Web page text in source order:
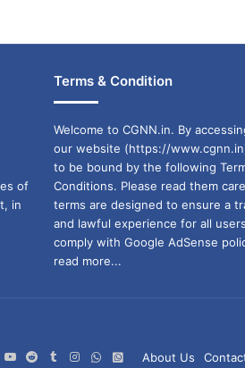
of
in
Terms & Condition
Welcome to CGNN.in. By
our website (https://
to be bound by the following
Conditions. Please read them
terms are designed to ensure a
and lawful experience for all
comply with Google AdSense
read more...
About Us
PinterestYouTubeRedditTumblrInstagramWhatsApp
WhatsApp